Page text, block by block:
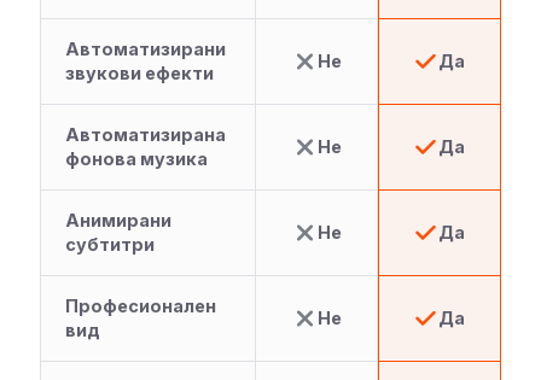
Автоматизирани
звукови ефекти
Не Да
Автоматизирана
фонова музика
Не Да
Анимирани
субтитри
Не Да
Професионален
вид
Не Да